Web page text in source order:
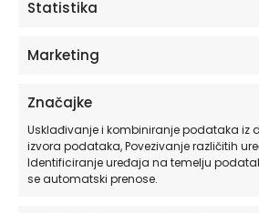
Statistika
Marketing
Značajke
Usklađivanje i kombiniranje podataka iz
izvora podataka, Povezivanje različitih
Identificiranje uređaja na temelju
se automatski prenose.
Tirkizna Zlatna Žuta